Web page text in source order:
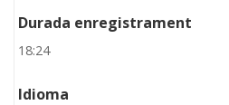
Durada enregistrament
18:24
Idioma